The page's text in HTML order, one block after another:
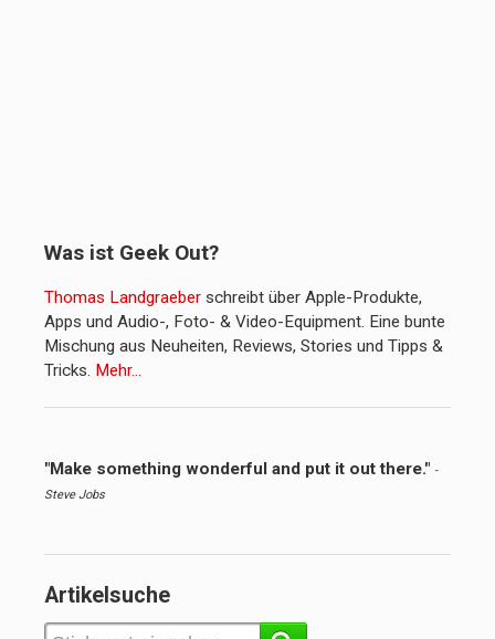
Was ist Geek Out?
Thomas Landgraeber schreibt über Apple-Produkte,
Apps und Audio-, Foto- & Video-Equipment. Eine bunte
Mischung aus Neuheiten, Reviews, Stories und Tipps &
Tricks. Mehr…
"Make something wonderful and put it out there." -
Steve Jobs
Artikelsuche